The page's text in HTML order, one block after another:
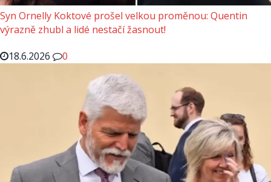
Syn Ornelly Koktové prošel velkou proměnou: Quentin
výrazně zhubl a lidé nestačí žasnout!
18.6.2026
0